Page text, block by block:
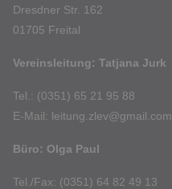
Dresdner Str. 162
01705 Freital
Vereinsleitung: Tatjana Jurk
Tel.: (0351) 65 21 95 88
E-Mail: leitung.zlev@gmail.com
Büro: Olga Paul
Tel./Fax: (0351) 64 82 49 13